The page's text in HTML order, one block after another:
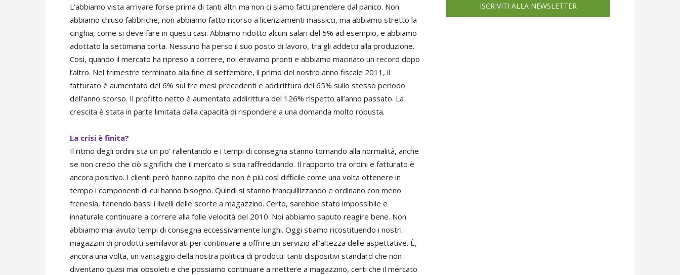
L’abbiamo vista arrivare forse prima di tanti altri ma non ci siamo fatti prendere dal panico. Non
abbiamo chiuso fabbriche, non abbiamo fatto ricorso a licenziamenti massicci, ma abbiamo stretto la
cinghia, come si deve fare in questi casi. Abbiamo ridotto alcuni salari del 5% ad esempio, e abbiamo
adottato la settimana corta. Nessuno ha perso il suo posto di lavoro, tra gli addetti alla produzione.
Così, quando il mercato ha ripreso a correre, noi eravamo pronti e abbiamo macinato un record dopo
l’altro. Nel trimestre terminato alla fine di settembre, il primo del nostro anno fiscale 2011, il
fatturato è aumentato del 6% sui tre mesi precedenti e addirittura del 65% sullo stesso periodo
dell’anno scorso. Il profitto netto è aumentato addirittura del 126% rispetto all’anno passato. La
crescita è stata in parte limitata dalla capacità di rispondere a una domanda molto robusta.
La crisi è finita?
Il ritmo degli ordini sta un po’ rallentando e i tempi di consegna stanno tornando alla normalità, anche
se non credo che ciò significhi che il mercato si stia raffreddando. Il rapporto tra ordini e fatturato è
ancora positivo. I clienti però hanno capito che non è più così difficile come una volta ottenere in
tempo i componenti di cui hanno bisogno. Quindi si stanno tranquillizzando e ordinano con meno
frenesia, tenendo bassi i livelli delle scorte a magazzino. Certo, sarebbe stato impossibile e
innaturale continuare a correre alla folle velocità del 2010. Noi abbiamo saputo reagire bene. Non
abbiamo mai avuto tempi di consegna eccessivamente lunghi. Oggi stiamo ricostituendo i nostri
magazzini di prodotti semilavorati per continuare a offrire un servizio all’altezza delle aspettative. È,
ancora una volta, un vantaggio della nostra politica di prodotti: tanti dispositivi standard che non
diventano quasi mai obsoleti e che possiamo continuare a mettere a magazzino, certi che il mercato
ISCRIVITI ALLA NEWSLETTER